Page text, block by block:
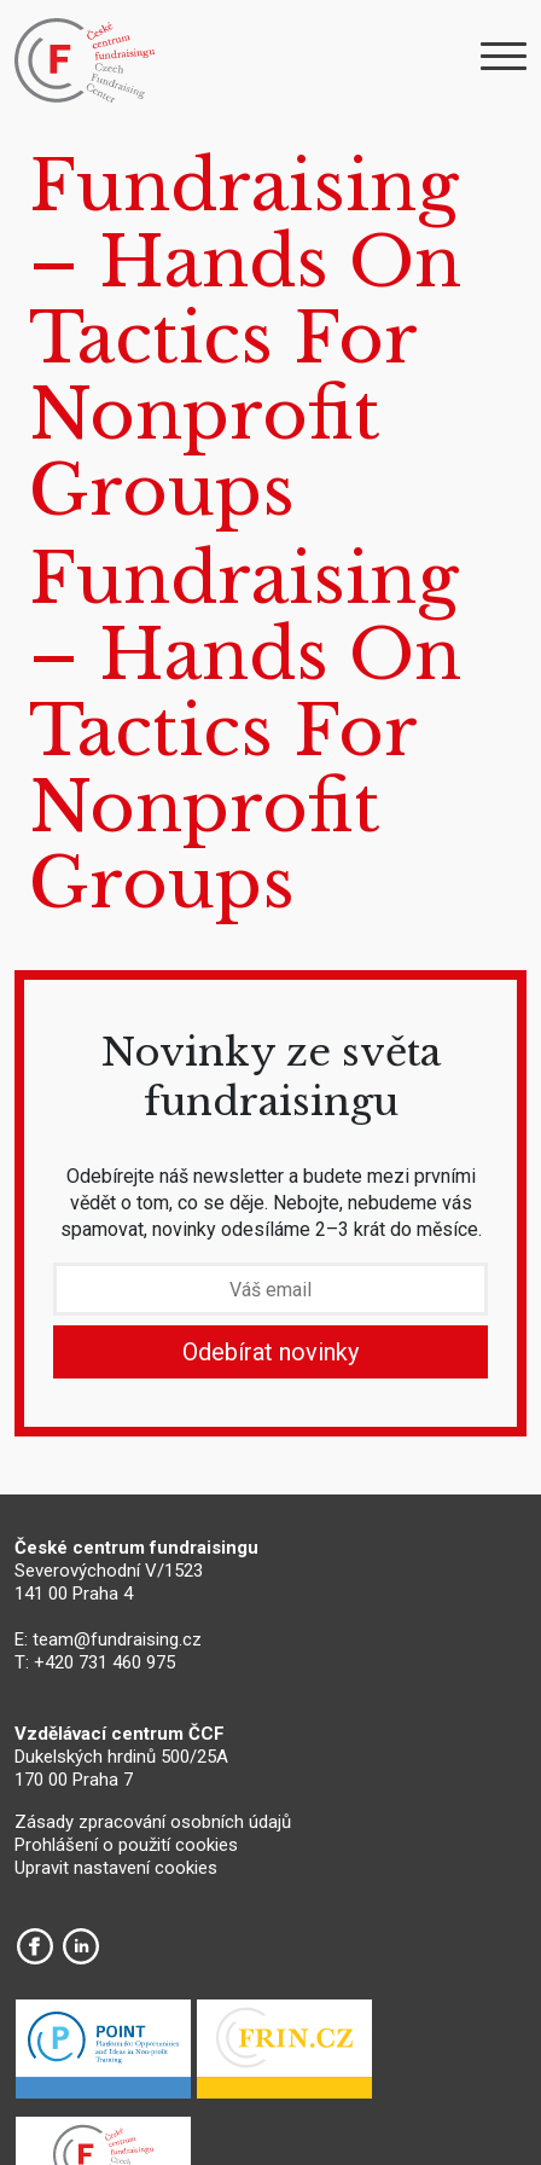
Fundraising
– Hands On
Tactics For
Nonprofit
Groups
Fundraising
– Hands On
Tactics For
Nonprofit
Groups
Novinky ze světa
fundraisingu
Odebírejte náš newsletter a budete mezi prvními
vědět o tom, co se děje. Nebojte, nebudeme vás
spamovat, novinky odesíláme 2–3 krát do měsíce.
České centrum fundraisingu
Severovýchodní V/1523
141 00 Praha 4
E: team@fundraising.cz
T: +420 731 460 975
Vzdělávací centrum ČCF
Dukelských hrdinů 500/25A
170 00 Praha 7
Zásady zpracování osobních údajů
Prohlášení o použití cookies
Upravit nastavení cookies